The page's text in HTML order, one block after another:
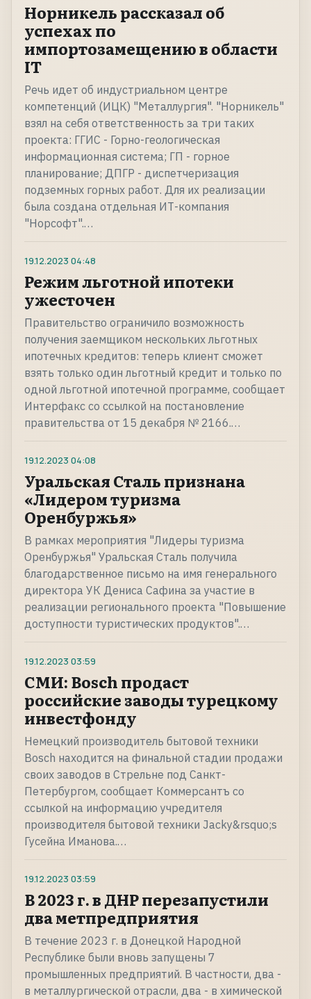
Норникель рассказал об
успехах по
импортозамещению в области
IT
Речь идет об индустриальном центре
компетенций (ИЦК) "Металлургия". "Норникель"
взял на себя ответственность за три таких
проекта: ГГИС - Горно-геологическая
информационная система; ГП - горное
планирование; ДПГР - диспетчеризация
подземных горных работ. Для их реализации
была создана отдельная ИТ-компания
"Норсофт".…
19.12.2023 04:48
Режим льготной ипотеки
ужесточен
Правительство ограничило возможность
получения заемщиком нескольких льготных
ипотечных кредитов: теперь клиент сможет
взять только один льготный кредит и только по
одной льготной ипотечной программе, сообщает
Интерфакс со ссылкой на постановление
правительства от 15 декабря № 2166.…
19.12.2023 04:08
Уральская Сталь признана
«Лидером туризма
Оренбуржья»
В рамках мероприятия "Лидеры туризма
Оренбуржья" Уральская Сталь получила
благодарственное письмо на имя генерального
директора УК Дениса Сафина за участие в
реализации регионального проекта "Повышение
доступности туристических продуктов".…
19.12.2023 03:59
СМИ: Bosch продаст
российские заводы турецкому
инвестфонду
Немецкий производитель бытовой техники
Bosch находится на финальной стадии продажи
своих заводов в Стрельне под Санкт-
Петербургом, сообщает Коммерсантъ со
ссылкой на информацию учредителя
производителя бытовой техники Jacky&rsquo;s
Гусейна Иманова.…
19.12.2023 03:59
В 2023 г. в ДНР перезапустили
два метпредприятия
В течение 2023 г. в Донецкой Народной
Республике были вновь запущены 7
промышленных предприятий. В частности, два -
в металлургической отрасли, два - в химической